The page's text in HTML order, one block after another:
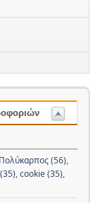
(56),
,cookie (35),